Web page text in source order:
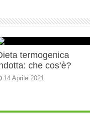
termogenica
che cos’è?
14 Aprile 2021